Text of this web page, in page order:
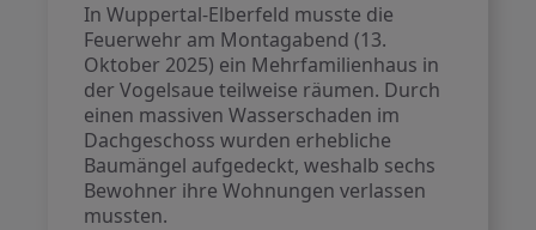
In Wuppertal-Elberfeld musste die
Feuerwehr am Montagabend (13.
Oktober 2025) ein Mehrfamilienhaus in
der Vogelsaue teilweise räumen. Durch
einen massiven Wasserschaden im
Dachgeschoss wurden erhebliche
Baumängel aufgedeckt, weshalb sechs
Bewohner ihre Wohnungen verlassen
mussten.